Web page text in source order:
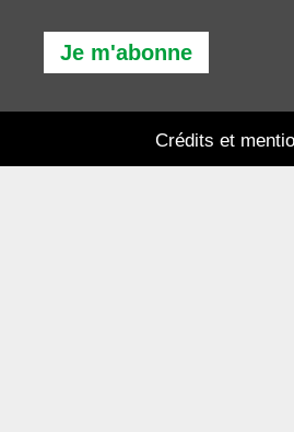
Je m'abonne
Crédits et